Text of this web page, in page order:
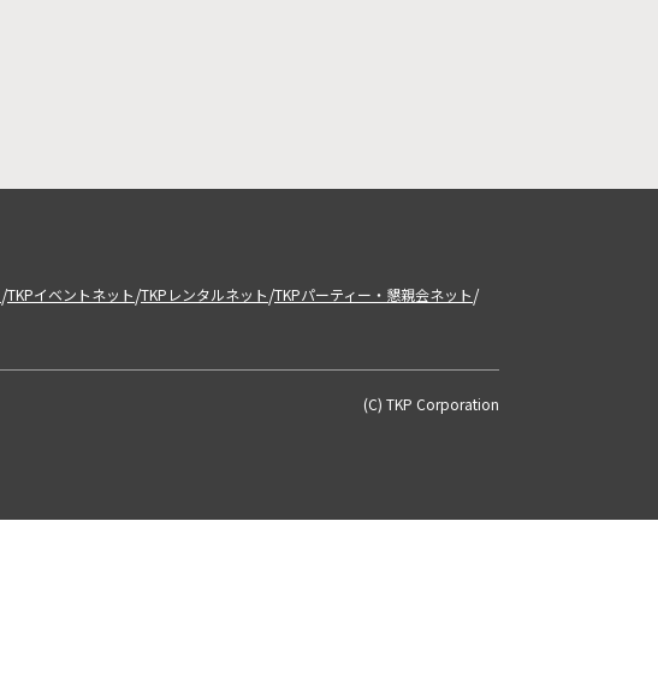
/TKPイベントネット/TKPレンタルネット/TKPパーティー・懇親会ネット/
(C) TKP Corporation